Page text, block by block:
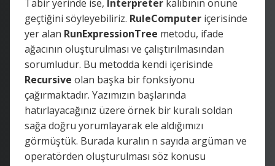
Tabir yerinde ise, Interpreter kalıbının önüne
geçtiğini söyleyebiliriz. RuleComputer içerisinde
yer alan RunExpressionTree metodu, ifade
ağacının oluşturulması ve çalıştırılmasından
sorumludur. Bu metodda kendi içerisinde
Recursive olan başka bir fonksiyonu
çağırmaktadır. Yazımızın başlarında
hatırlayacağınız üzere örnek bir kuralı soldan
sağa doğru yorumlayarak ele aldığımızı
görmüştük. Burada kuralın n sayıda argüman ve
operatörden oluşturulması söz konusu